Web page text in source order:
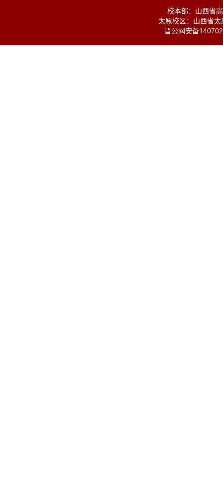
校本部：山西省
太原校区：山西省
晋公网安备